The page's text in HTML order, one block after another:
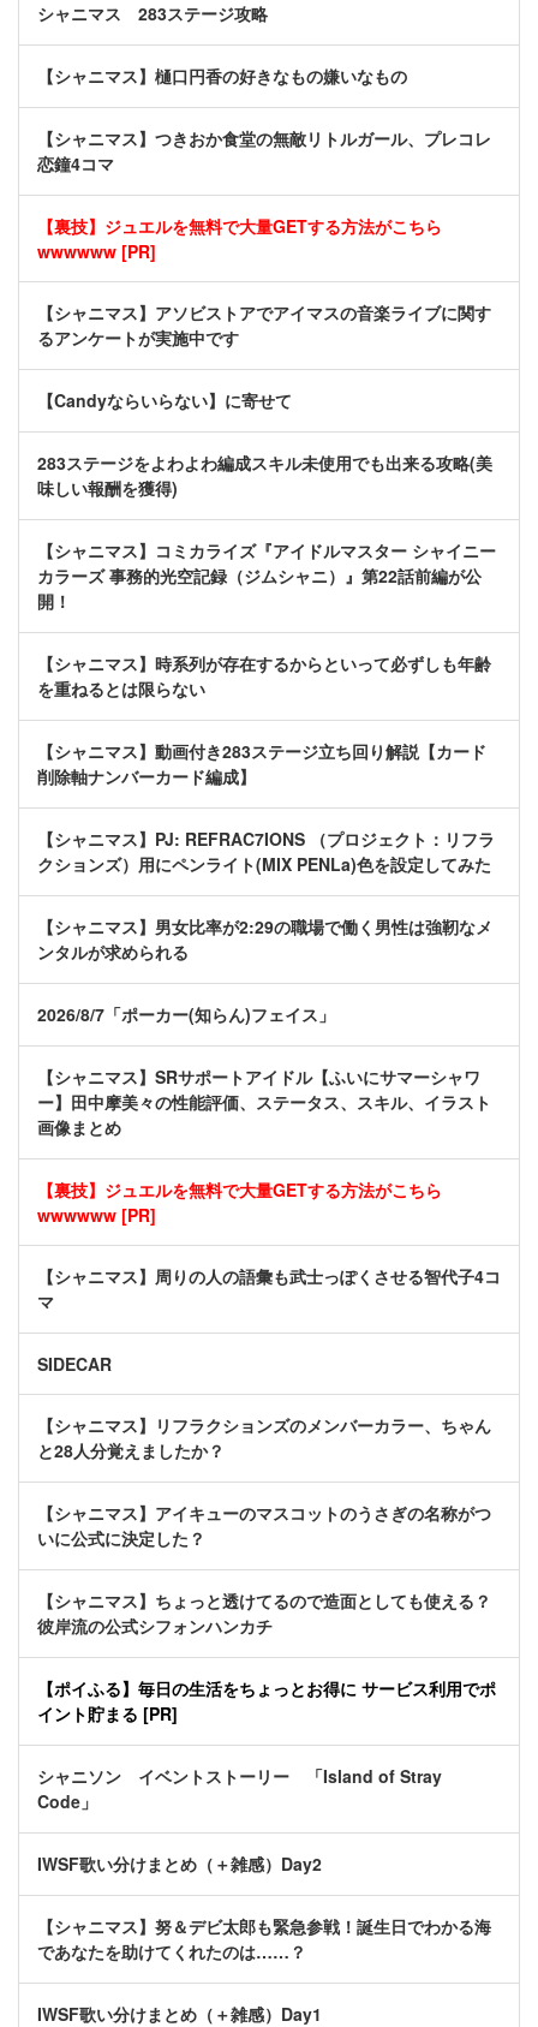
シャニマス 283ステージ攻略
【シャニマス】樋口円香の好きなもの嫌いなもの
【シャニマス】つきおか食堂の無敵リトルガール、プレコレ
恋鐘4コマ
【裏技】ジュエルを無料で大量GETする方法がこちら
wwwwww [PR]
【シャニマス】アソビストアでアイマスの音楽ライブに関す
るアンケートが実施中です
【Candyならいらない】に寄せて
283ステージをよわよわ編成スキル未使用でも出来る攻略(美
味しい報酬を獲得)
【シャニマス】コミカライズ『アイドルマスター シャイニー
カラーズ 事務的光空記録（ジムシャニ）』第22話前編が公
開！
【シャニマス】時系列が存在するからといって必ずしも年齢
を重ねるとは限らない
【シャニマス】動画付き283ステージ立ち回り解説【カード
削除軸ナンバーカード編成】
【シャニマス】PJ: REFRAC7IONS （プロジェクト：リフラ
クションズ）用にペンライト(MIX PENLa)色を設定してみた
【シャニマス】男女比率が2:29の職場で働く男性は強靭なメ
ンタルが求められる
2026/8/7「ポーカー(知らん)フェイス」
【シャニマス】SRサポートアイドル【ふいにサマーシャワ
ー】田中摩美々の性能評価、ステータス、スキル、イラスト
画像まとめ
【裏技】ジュエルを無料で大量GETする方法がこちら
wwwwww [PR]
【シャニマス】周りの人の語彙も武士っぽくさせる智代子4コ
マ
SIDECAR
【シャニマス】リフラクションズのメンバーカラー、ちゃん
と28人分覚えましたか？
【シャニマス】アイキューのマスコットのうさぎの名称がつ
いに公式に決定した？
【シャニマス】ちょっと透けてるので造面としても使える？
彼岸流の公式シフォンハンカチ
【ポイふる】毎日の生活をちょっとお得に サービス利用でポ
イント貯まる [PR]
シャニソン イベントストーリー 「Island of Stray
Code」
IWSF歌い分けまとめ（＋雑感）Day2
【シャニマス】努＆デビ太郎も緊急参戦！誕生日でわかる海
であなたを助けてくれたのは……？
IWSF歌い分けまとめ（＋雑感）Day1